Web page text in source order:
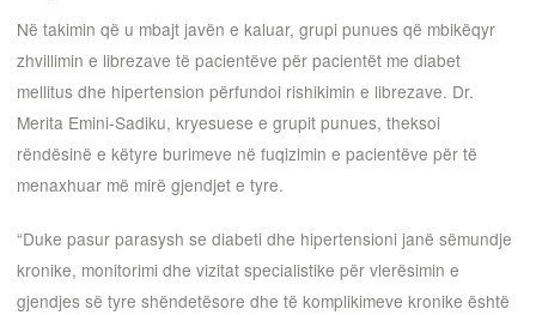
Në takimin që u mbajt javën e kaluar, grupi punues që mbikëqyr
zhvillimin e librezave të pacientëve për pacientët me diabet
mellitus dhe hipertension përfundoi rishikimin e librezave. Dr.
Merita Emini-Sadiku, kryesuese e grupit punues, theksoi
rëndësinë e këtyre burimeve në fuqizimin e pacientëve për të
menaxhuar më mirë gjendjet e tyre.
“Duke pasur parasysh se diabeti dhe hipertensioni janë sëmundje
kronike, monitorimi dhe vizitat specialistike për vlerësimin e
gjendjes së tyre shëndetësore dhe të komplikimeve kronike është